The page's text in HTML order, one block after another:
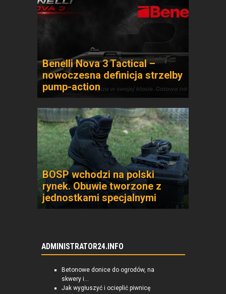
Benelli Nova 3 Tactical –
nowoczesna definicja strzelby
pump-action
BOSP wchodzi na polski
rynek. Obuwie tworzone z
jednostkami specjalnymi
ADMINISTRATOR24.INFO
Betonowe donice do ogrodów, na
skwery i...
Jak wygłuszyć i ocieplić piwnicę